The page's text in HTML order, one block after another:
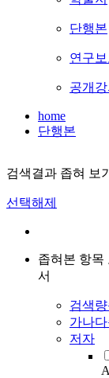
단행본
연구보
공개강
home
단행본
검색결과 좁혀 보기
선택해제
좁혀본 항목
서
검색
가나
저자